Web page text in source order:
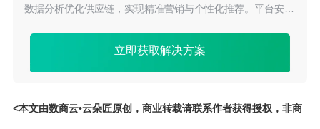
数据分析优化供应链，实现精准营销与个性化推荐。平台安全
效智能的B2B电商生态系统。
立即获取解决方案
<本文由数商云•云朵匠原创，商业转载请联系作者获得授权，非商